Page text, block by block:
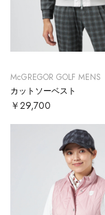
McGREGOR GOLF MENS
カットソーベスト
￥29,700